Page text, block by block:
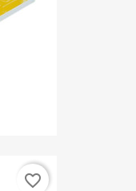
favorite_border